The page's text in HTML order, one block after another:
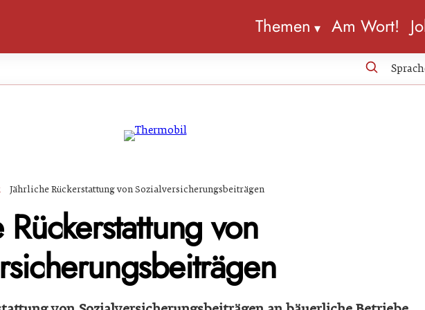
Themen Am Wort!
Jährliche Rückerstattung von Sozialversicherungsbeiträgen
Rückerstattung von